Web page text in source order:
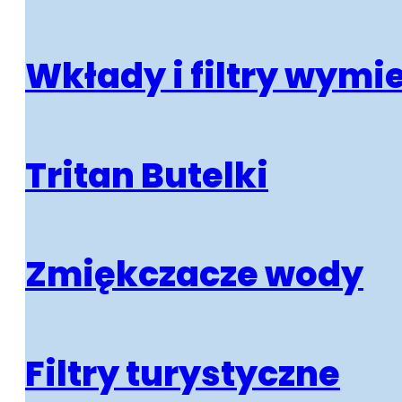
Wkłady i filtry
Tritan Butelki
Zmiękczacze wody
Filtry turystyczne